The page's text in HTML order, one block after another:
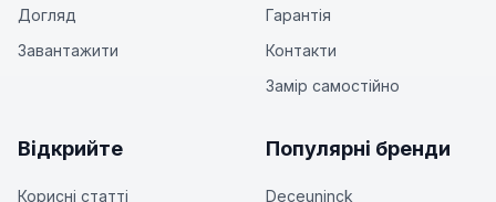
Догляд
Завантажити
Гарантія
Контакти
Замір самостійно
Відкрийте
Корисні статті
Популярні бренди
Deceuninck